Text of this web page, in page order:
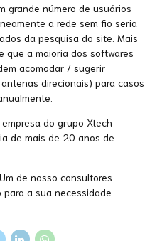
grande número de usuários
a rede sem fio seria
da pesquisa do site. Mais
que a maioria dos softwares
acomodar / sugerir
direcionais) para casos
do grupo Xtech
de mais de 20 anos de
. Um de nosso consultores
a sua necessidade.